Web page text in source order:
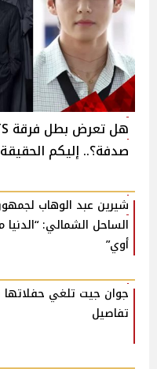
صدفة؟.. إليكم الحقيقة
شيرين عبد الوهاب
الساحل الشمالي:
أوي”
جوان جيت تلغي
تفاصيل